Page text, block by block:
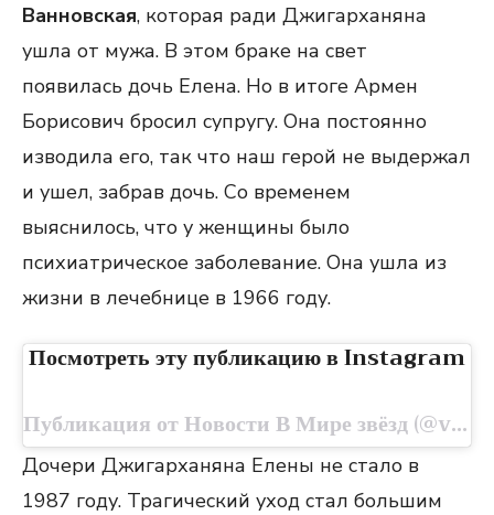
Ванновская, которая ради Джигарханяна
ушла от мужа. В этом браке на свет
появилась дочь Елена. Но в итоге Армен
Борисович бросил супругу. Она постоянно
изводила его, так что наш герой не выдержал
и ушел, забрав дочь. Со временем
выяснилось, что у женщины было
психиатрическое заболевание. Она ушла из
жизни в лечебнице в 1966 году.
Посмотреть эту публикацию в Instagram
Публикация от Новости В Мире звёзд (@vmirenovosti)
Дочери Джигарханяна Елены не стало в
1987 году. Трагический уход стал большим